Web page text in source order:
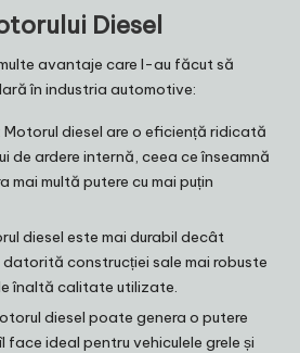
Diesel
avantaje care l-au făcut să
în industria automotive:
: Motorul diesel are o eficiență ridicată
de ardere internă, ceea ce înseamnă
mai multă putere cu mai puțin
diesel este mai durabil decât
construcției sale mai robuste
înaltă calitate utilizate.
diesel poate genera o putere
face ideal pentru vehiculele grele și